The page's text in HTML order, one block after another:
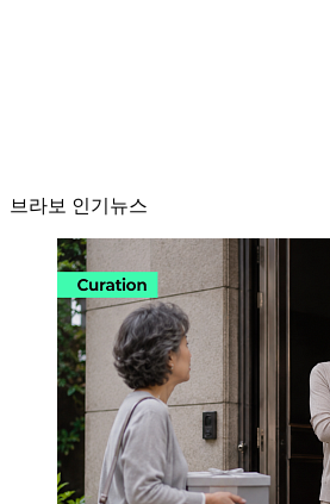
브라보 인기뉴스